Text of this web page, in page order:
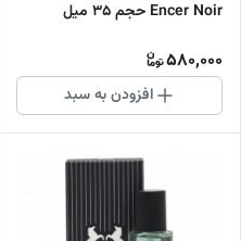
Encer Noir حجم 35 میل
580,000
افزودن به سبد